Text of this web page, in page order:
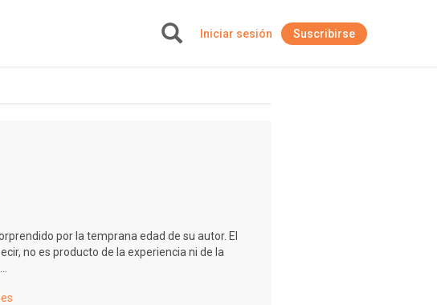
Iniciar sesión Suscribirse
por la temprana edad de su autor. El
no es producto de la experiencia ni de la